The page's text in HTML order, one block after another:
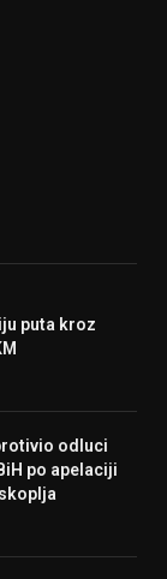
puta kroz
odluci
po apelaciji